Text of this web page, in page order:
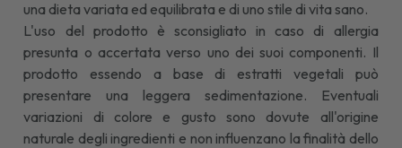
una dieta variata ed equilibrata e di uno stile di vita sano.
L'uso del prodotto è sconsigliato in caso di allergia
presunta o accertata verso uno dei suoi componenti. Il
prodotto essendo a base di estratti vegetali può
presentare una leggera sedimentazione. Eventuali
variazioni di colore e gusto sono dovute all'origine
naturale degli ingredienti e non influenzano la finalità dello